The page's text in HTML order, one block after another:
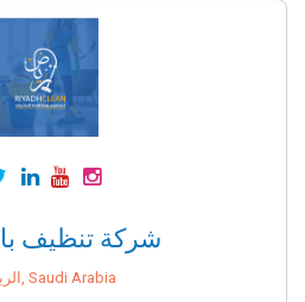
شركة تنظيف
الرياض, Saudi Arabia